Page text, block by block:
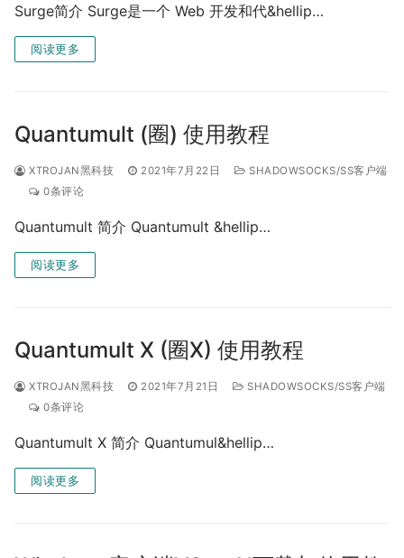
Surge简介 Surge是一个 Web 开发和代&hellip…
阅读更多
Quantumult (圈) 使用教程
XTROJAN黑科技 2021年7月22日
SHADOWSOCKS/SS客户端
0条评论
Quantumult 简介 Quantumult &hellip…
阅读更多
Quantumult X (圈X) 使用教程
XTROJAN黑科技 2021年7月21日
SHADOWSOCKS/SS客户端
0条评论
Quantumult X 简介 Quantumul&hellip…
阅读更多